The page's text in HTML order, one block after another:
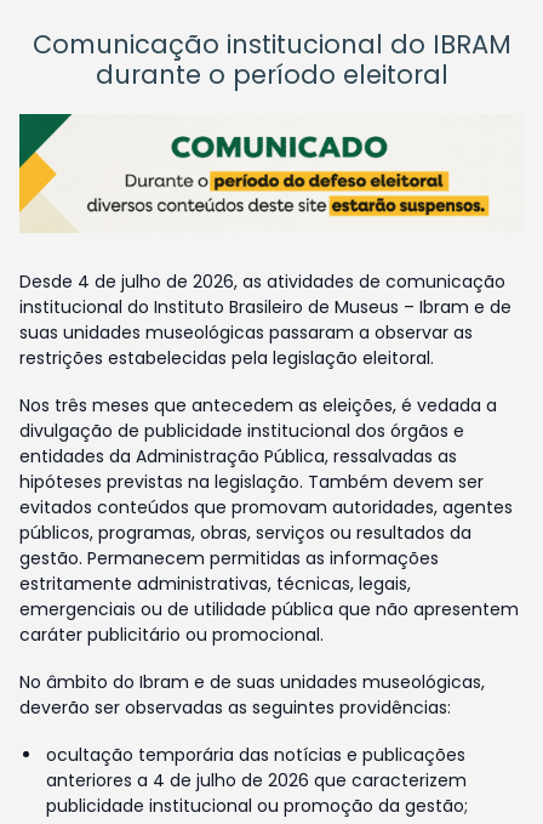
Comunicação institucional do IBRAM
durante o período eleitoral
Desde 4 de julho de 2026, as atividades de comunicação
institucional do Instituto Brasileiro de Museus – Ibram e de
suas unidades museológicas passaram a observar as
restrições estabelecidas pela legislação eleitoral.
Nos três meses que antecedem as eleições, é vedada a
divulgação de publicidade institucional dos órgãos e
entidades da Administração Pública, ressalvadas as
hipóteses previstas na legislação. Também devem ser
evitados conteúdos que promovam autoridades, agentes
públicos, programas, obras, serviços ou resultados da
gestão. Permanecem permitidas as informações
estritamente administrativas, técnicas, legais,
emergenciais ou de utilidade pública que não apresentem
caráter publicitário ou promocional.
No âmbito do Ibram e de suas unidades museológicas,
deverão ser observadas as seguintes providências:
ocultação temporária das notícias e publicações
anteriores a 4 de julho de 2026 que caracterizem
publicidade institucional ou promoção da gestão;